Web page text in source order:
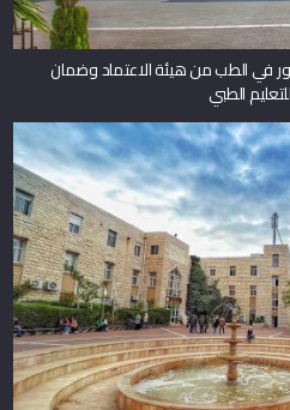
في الطب من هيئة الاعتماد وضمان
الطبي